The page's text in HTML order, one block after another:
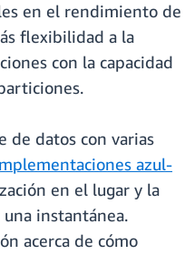
en el rendimiento de
flexibilidad a la
con la capacidad
de datos con varias
azul-
en el lugar y la
instantánea.
acerca de cómo